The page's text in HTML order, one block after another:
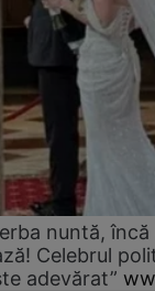
nuntă,
Celebrul
adevărat”